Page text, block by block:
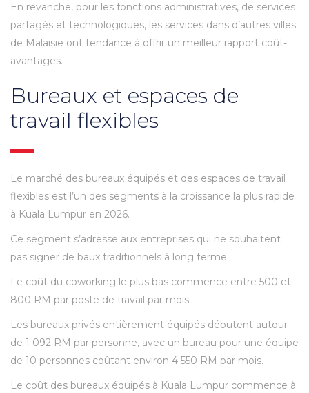
En revanche, pour les fonctions administratives, de services
partagés et technologiques, les services dans d’autres villes
de Malaisie ont tendance à offrir un meilleur rapport coût-
avantages.
Bureaux et espaces de
travail flexibles
Le marché des bureaux équipés et des espaces de travail
flexibles est l’un des segments à la croissance la plus rapide
à Kuala Lumpur en 2026.
Ce segment s’adresse aux entreprises qui ne souhaitent
pas signer de baux traditionnels à long terme.
Le coût du coworking le plus bas commence entre 500 et
800 RM par poste de travail par mois.
Les bureaux privés entièrement équipés débutent autour
de 1 092 RM par personne, avec un bureau pour une équipe
de 10 personnes coûtant environ 4 550 RM par mois.
Le coût des bureaux équipés à Kuala Lumpur commence à